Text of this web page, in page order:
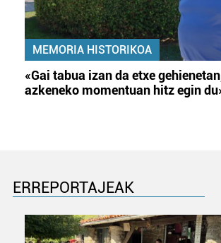
MEMORIA HISTORIKOA
«Gai tabua izan da etxe
azkeneko momentuan hitz egin
ERREPORTAJEAK